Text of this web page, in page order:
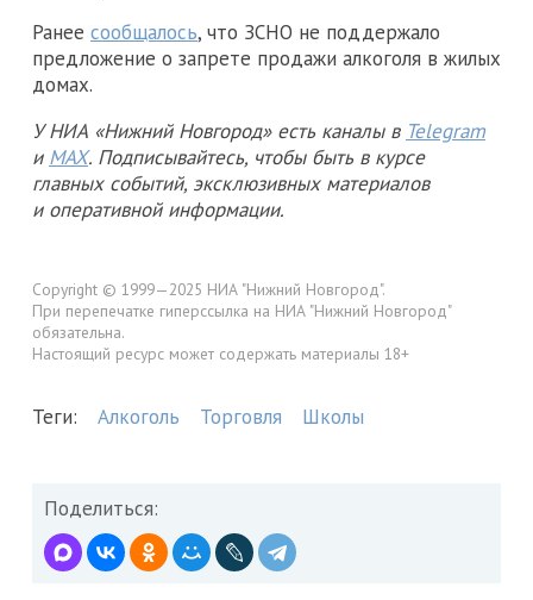
Ранее сообщалось, что ЗСНО не поддержало
предложение о запрете продажи алкоголя в жилых
домах.
У НИА «Нижний Новгород» есть каналы в Telegram
и MAX. Подписывайтесь, чтобы быть в курсе
главных событий, эксклюзивных материалов
и оперативной информации.
Copyright © 1999—2025 НИА "Нижний Новгород".
При перепечатке гиперссылка на НИА "Нижний Новгород"
обязательна.
Настоящий ресурс может содержать материалы 18+
Теги: Алкоголь Торговля Школы
Поделиться: